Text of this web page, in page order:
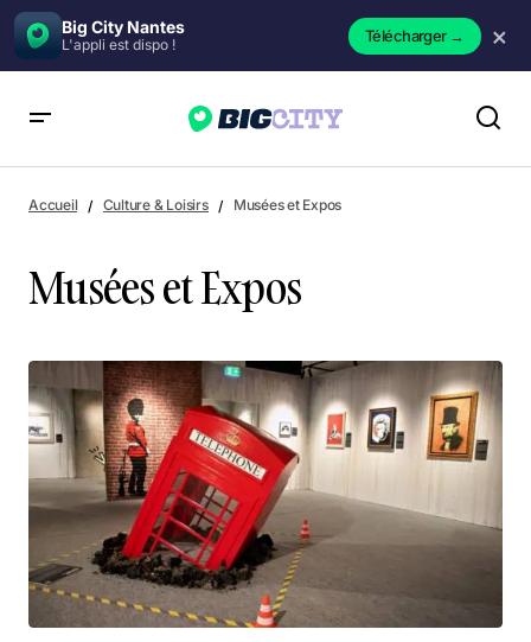
Big City Nantes
L'appli est dispo ! Télécharger→ ×
Accueil Culture & Loisirs Musées et Expos
Musées et Expos